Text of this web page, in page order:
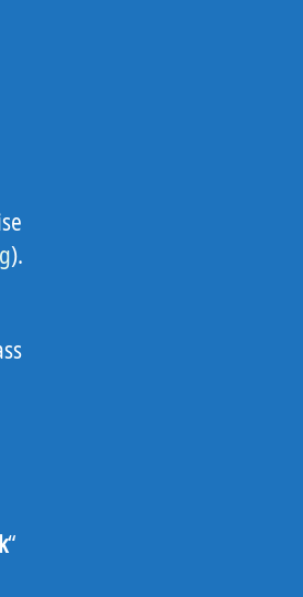
).
“